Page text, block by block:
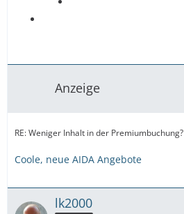
Anzeige
RE: Weniger Inhalt in der Premiumbuchung?
Coole, neue AIDA Angebote
lk2000